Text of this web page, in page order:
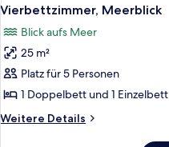
Fotos
für
Vierbettzimmer,
Meerblick
anzeigen
4
Vierbettzimmer, Meerblick
Blick aufs Meer
25 m²
Platz für 5 Personen
1 Doppelbett und 1 Einzelbett
Weitere Details
Weitere